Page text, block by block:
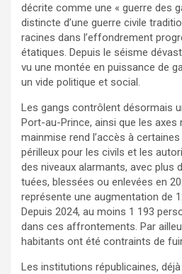
décrite comme une « guerre des
distincte d’une guerre civile
racines dans l’effondrement
étatiques. Depuis le séisme
vu une montée en puissance de
un vide politique et social.
Les gangs contrôlent désormais
Port-au-Prince, ainsi que les axes
mainmise rend l’accès à
périlleux pour les civils et les
des niveaux alarmants, avec plus
tuées, blessées ou enlevées en
représente une augmentation de
Depuis 2024, au moins 1 193
dans ces affrontements. Par
habitants ont été contraints de
Les institutions républicaines,